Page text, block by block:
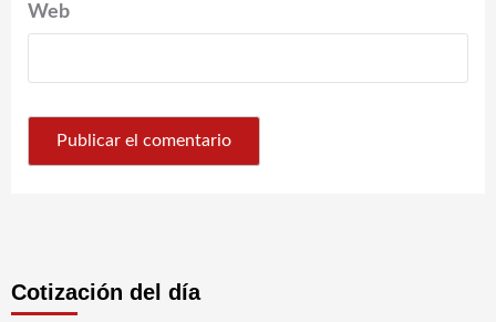
Web
Cotización del día